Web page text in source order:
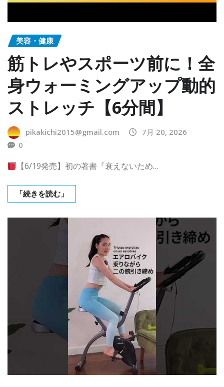
美容・健康
筋トレやスポーツ前に！全
身ウォーミングアップ動的
ストレッチ【6分間】
pikakichi2015@gmail.com
7月 20, 2026
0
【6/19発売】初の著書『衰えないため…
「続きを読む」